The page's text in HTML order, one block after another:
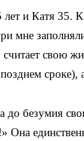
лет и Катя 35.
мне
считает свою
сроке),
до безумия
Она